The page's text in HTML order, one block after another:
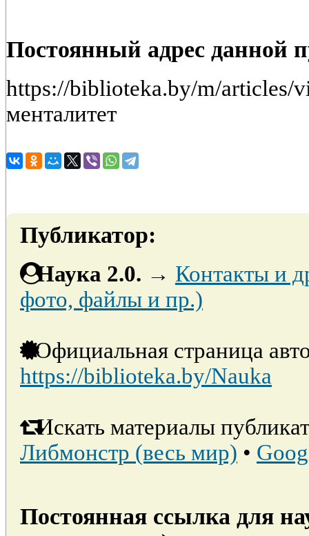
Постоянный адрес данной
https://biblioteka.by/m/articles/
менталитет
Публикатор:
Наука 2.0. → Контакты и
фото, файлы и пр.)
Официальная страница
https://biblioteka.by/Nauka
Искать материалы
Либмонстр (весь мир) •
Постоянная ссылка для